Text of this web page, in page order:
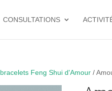
CONSULTATIONS
bracelets Feng Shui d'Amour /